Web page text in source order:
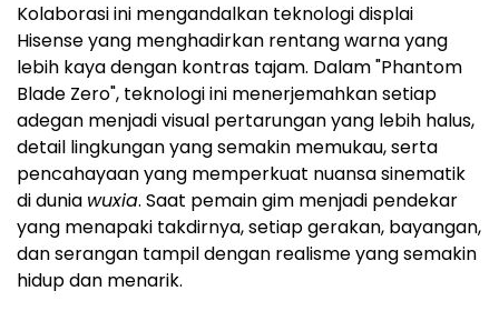
Kolaborasi ini mengandalkan teknologi displai
Hisense yang menghadirkan rentang warna yang
lebih kaya dengan kontras tajam. Dalam "Phantom
Blade Zero", teknologi ini menerjemahkan setiap
adegan menjadi visual pertarungan yang lebih halus,
detail lingkungan yang semakin memukau, serta
pencahayaan yang memperkuat nuansa sinematik
di dunia wuxia. Saat pemain gim menjadi pendekar
yang menapaki takdirnya, setiap gerakan, bayangan,
dan serangan tampil dengan realisme yang semakin
hidup dan menarik.